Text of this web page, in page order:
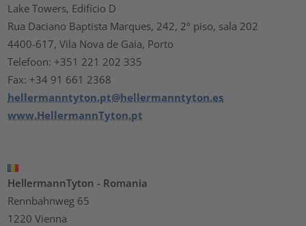
Lake Towers, Edifício D
Rua Daciano Baptista Marques, 242, 2º piso, sala 202
4400-617, Vila Nova de Gaia, Porto
Telefoon: +351 221 202 335
Fax: +34 91 661 2368
hellermanntyton.pt@hellermanntyton.es
www.HellermannTyton.pt
HellermannTyton - Romania
Rennbahnweg 65
1220 Vienna